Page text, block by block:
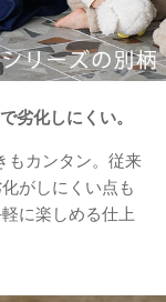
劣化しにくい。
もカンタン。従来
がしにくい点も
に楽しめる仕上